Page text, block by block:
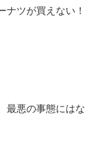
ナツが買えない！
最悪の事態にはな